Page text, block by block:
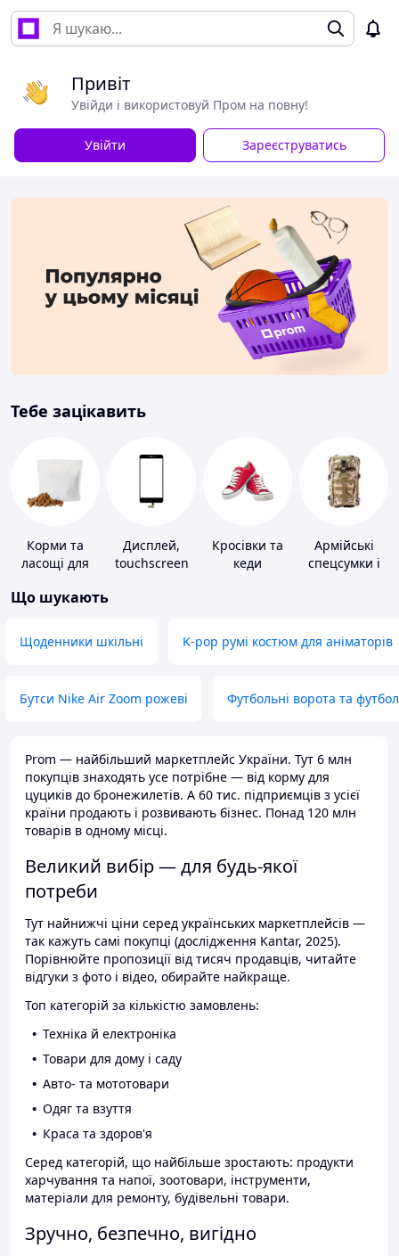
Привіт
Увійди і використовуй Пром на повну!
Увійти Зареєструватись
Тебе зацікавить
Корми та
ласощі для
тварин і
Дисплей,
touchscreen
Кросівки та
кеди
Армійські
спецсумки і
Що шукають
Щоденники шкільні K-pop румі костюм для аніматорів
Бутси Nike Air Zoom рожеві Футбольні ворота та
Prom — найбільший маркетплейс України. Тут 6 млн
покупців знаходять усе потрібне — від корму для
цуциків до бронежилетів. А 60 тис. підприємців з усієї
країни продають і розвивають бізнес. Понад 120 млн
товарів в одному місці.
Великий вибір — для будь-якої
потреби
Тут найнижчі ціни серед українських маркетплейсів —
так кажуть самі покупці (дослідження Kantar, 2025).
Порівнюйте пропозиції від тисяч продавців, читайте
відгуки з фото і відео, обирайте найкраще.
Топ категорій за кількістю замовлень:
Техніка й електроніка
Товари для дому і саду
Авто- та мототовари
Одяг та взуття
Краса та здоров'я
Серед категорій, що найбільше зростають: продукти
харчування та напої, зоотовари, інструменти,
матеріали для ремонту, будівельні товари.
Зручно, безпечно, вигідно